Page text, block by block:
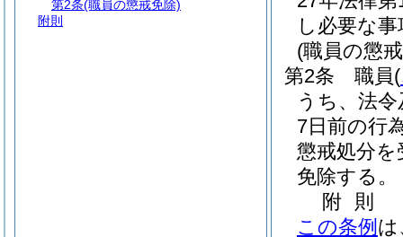
し必要な
(職員の懲
第2条
職員(
うち、法
7日前の行
懲戒処分
免除する。
附 則
この条例 は
第2条(職員の懲戒免除)
附則